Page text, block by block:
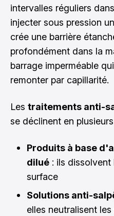
intervalles réguliers
injecter sous pression
crée une barrière
profondément dans la
barrage imperméable
remonter par capillarité.
Les traitements anti-
se déclinent en
Produits à base
dilué : ils dissolvent
surface
Solutions anti-
elles neutralisent